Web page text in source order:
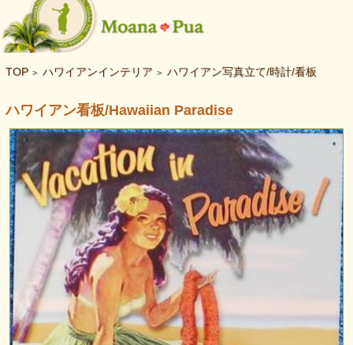
TOP > ハワイアンインテリア > ハワイアン写真立て/時計/看板
ハワイアン看板/Hawaiian Paradise